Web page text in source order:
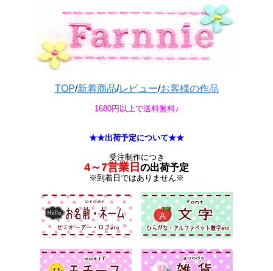
TOP/新着商品/レビュー/お客様の作品
1680円以上で送料無料♪
★★出荷予定について★★
受注制作につき
4～7営業日 の出荷予定
※到着日ではありません※